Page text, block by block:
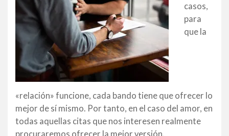
casos,
para
que la
«relación» funcione, cada bando tiene que ofrecer lo
mejor de sí mismo. Por tanto, en el caso del amor, en
todas aquellas citas que nos interesen realmente
procuraremos ofrecer la mejor versión,